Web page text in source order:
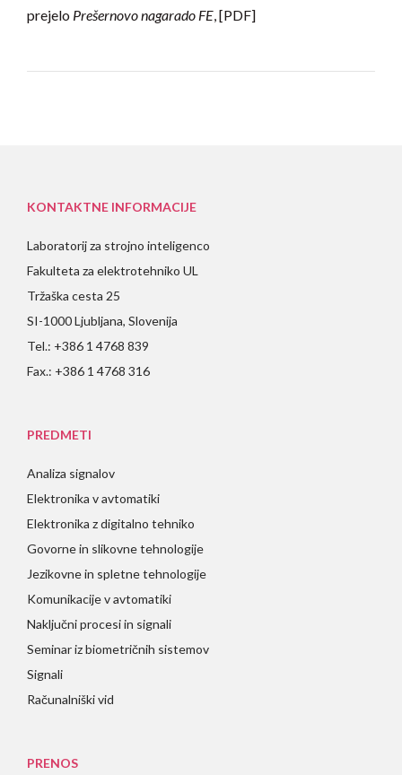
prejelo Prešernovo nagarado FE, [PDF]
KONTAKTNE INFORMACIJE
Laboratorij za strojno inteligenco
Fakulteta za elektrotehniko UL
Tržaška cesta 25
SI-1000 Ljubljana, Slovenija
Tel.: +386 1 4768 839
Fax.: +386 1 4768 316
PREDMETI
Analiza signalov
Elektronika v avtomatiki
Elektronika z digitalno tehniko
Govorne in slikovne tehnologije
Jezikovne in spletne tehnologije
Komunikacije v avtomatiki
Naključni procesi in signali
Seminar iz biometričnih sistemov
Signali
Računalniški vid
PRENOS